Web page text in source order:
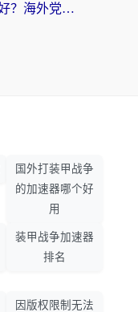
Malus好用吗？和六毫秒哪个好？海外党选回国加速器的避坑指南
国外打装甲战争
的加速器哪个好
用
装甲战争加速器
排名
因版权限制无法